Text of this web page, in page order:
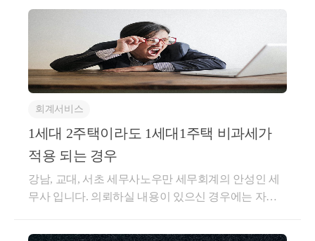
는 2주택이더라도 1세대 2주택 양도소득세 비과세 특
례 규정이 있습니다. 가장 대표적인 것이 많이 아시는
신규주택 취득으로 인한 일시적 2주택 양도소득세 비
과세 규정입니다.1세대 일시적 2주택 양도소득세 비과
세https://blog.naver.com/cta_moonyh/2221700990861세대
일시적 2주택 양도소득세 비과세 규정(조정대상지역
여부에 따라 다르다)1세대 일시적 2주택 양도소득세
비과세 규정 (조정대상지역 여부에 따라 다르다) 안녕
소득세 비과세https://blog.naver.com/cta_moonyh/2220421
89882&lt;1세대 1주택 양도소득세 비과세&gt; 1세대의
의미&lt;1세대 1주택 양도소득세 비과세&gt; 1세대의
양도...blog.naver.com이번 포스팅에서는 위의 일시적 2
회계서비스
1세대 2주택이라도 1세대1주택 비과세가
적용 되는 경우
강남, 교대, 서초 세무사노우만 세무회계의 안성인 세
무사 입니다. 의뢰하실 내용이 있으신 경우에는 자료
다.​​일시적으로 2채의 주택을 갖게 될 경우1채의 주택